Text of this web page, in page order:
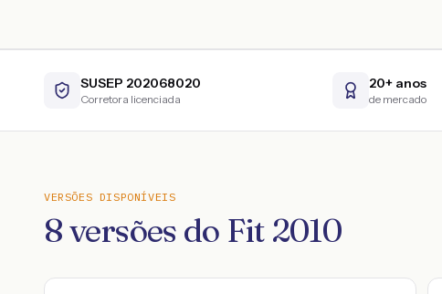
SUSEP 202068020
Corretora licenciada
20+ anos
de mercado
VERSÕES DISPONÍVEIS
8versões do Fit 2010